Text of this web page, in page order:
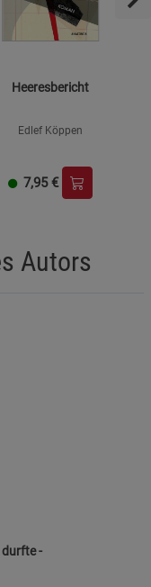
Heeresbericht
Edlef Köppen
7,95 €
Autors
durfte -